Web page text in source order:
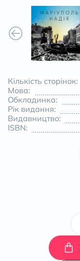
Кількість сторінок:
Мова:
Обкладинка:
Рік видання:
Видавництво:
ISBN: